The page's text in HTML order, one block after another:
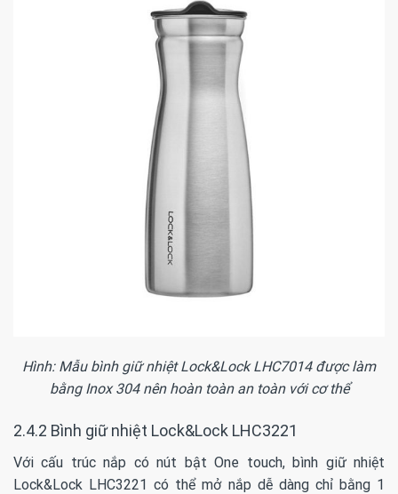
Hình: Mẫu bình giữ nhiệt Lock&Lock LHC7014 được làm
bằng Inox 304 nên hoàn toàn an toàn với cơ thể
2.4.2 Bình giữ nhiệt Lock&Lock LHC3221
Với cấu trúc nắp có nút bật One touch, bình giữ nhiệt
Lock&Lock LHC3221 có thể mở nắp dễ dàng chỉ bằng 1